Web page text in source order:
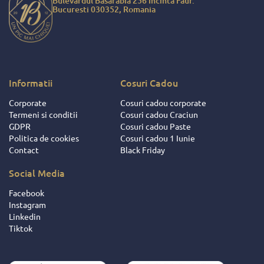
de cadouri
ce au fost
salariatilor si
dat dovada
acestei
facute
sa ne
mult mai
fapte,
daruire si
frumoase
decat nota
Bucuresti 030352, Romania
Informatii
Corporate
Termeni si conditii
GDPR
Politica de cookies
Contact
Cosuri Cadou
Cosuri cadou corporate
Cosuri cadou Craciun
Cosuri cadou Paste
Cosuri cadou 1 Iunie
Black Friday
Social Media
Facebook
Instagram
Linkedin
Tiktok